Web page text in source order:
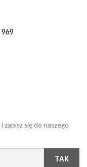
zapisz się do naszego